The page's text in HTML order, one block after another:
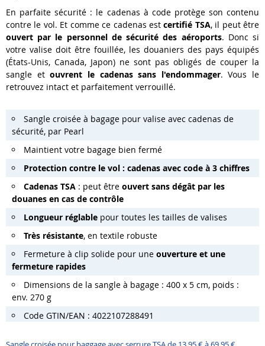
En parfaite sécurité : le cadenas à code protège son contenu
contre le vol. Et comme ce cadenas estcertifié TSA, il peut être
ouvert par le personnel de sécurité des aéroports. Donc si
votre valise doit être fouillée, les douaniers des pays équipés
(États-Unis, Canada, Japon) ne sont pas obligés de couper la
sangle etouvrent le cadenas sans l'endommager. Vous le
retrouvez intact et parfaitement verrouillé.
Sangle croisée à bagage pour valise avec cadenas de
sécurité, par Pearl
Maintient votre bagage bien fermé
Protection contre le vol : cadenas avec code à 3 chiffres
Cadenas TSA : peut être ouvert sans dégât par les
douanes en cas de contrôle
Longueur réglable pour toutes les tailles de valises
Très résistante, en textile robuste
Fermeture à clip solide pour une ouverture et une
fermeture rapides
Dimensions de la sangle à bagage : 400 x 5 cm, poids :
env. 270 g
Code GTIN/EAN : 4022107288491